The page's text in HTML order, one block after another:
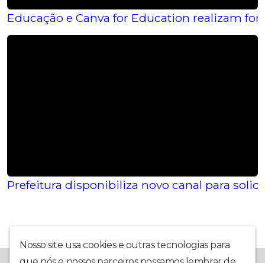
Educação e Canva for Education realizam
Prefeitura disponibiliza novo canal para
Nosso site usa cookies e outras tecnologias para